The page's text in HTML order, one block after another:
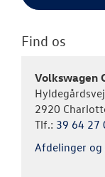
Find os
Volkswagen
2920
Tlf.: 39 64 27
Afdelinger